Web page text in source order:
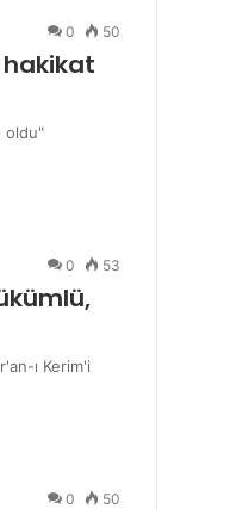
0 50
hakikat
oldu"
0 53
ı Kerim'i
0 50